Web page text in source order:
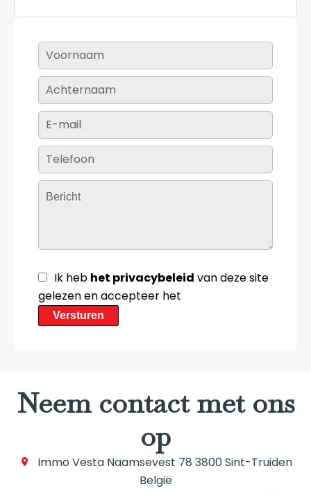
Ik heb het privacybeleid van deze site
gelezen en accepteer het
Versturen
Neem contact met ons
op
Immo VestaNaamsevest 78 3800Sint-Truiden
België